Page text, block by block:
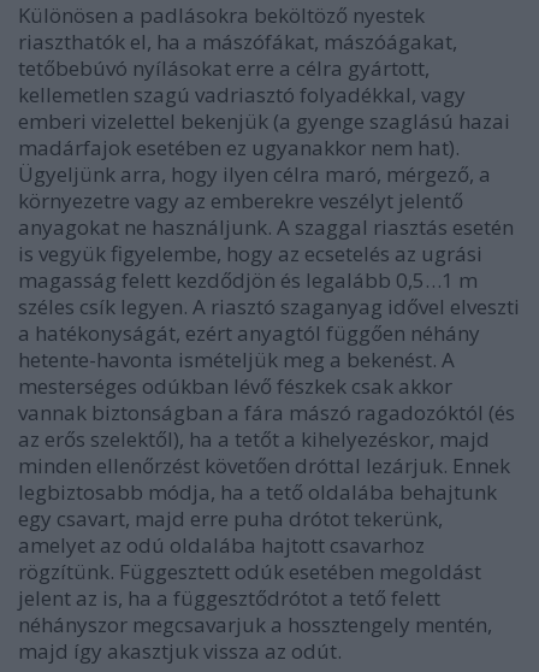
Különösen a padlásokra beköltöző nyestek
riaszthatók el, ha a mászófákat, mászóágakat,
tetőbebúvó nyílásokat erre a célra gyártott,
kellemetlen szagú vadriasztó folyadékkal, vagy
emberi vizelettel bekenjük (a gyenge szaglású hazai
madárfajok esetében ez ugyanakkor nem hat).
Ügyeljünk arra, hogy ilyen célra maró, mérgező, a
környezetre vagy az emberekre veszélyt jelentő
anyagokat ne használjunk. A szaggal riasztás esetén
is vegyük figyelembe, hogy az ecsetelés az ugrási
magasság felett kezdődjön és legalább 0,5…1 m
széles csík legyen. A riasztó szaganyag idővel elveszti
a hatékonyságát, ezért anyagtól függően néhány
hetente-havonta ismételjük meg a bekenést. A
mesterséges odúkban lévő fészkek csak akkor
vannak biztonságban a fára mászó ragadozóktól (és
az erős szelektől), ha a tetőt a kihelyezéskor, majd
minden ellenőrzést követően dróttal lezárjuk. Ennek
legbiztosabb módja, ha a tető oldalába behajtunk
egy csavart, majd erre puha drótot tekerünk,
amelyet az odú oldalába hajtott csavarhoz
rögzítünk. Függesztett odúk esetében megoldást
jelent az is, ha a függesztődrótot a tető felett
néhányszor megcsavarjuk a hossztengely mentén,
majd így akasztjuk vissza az odút.